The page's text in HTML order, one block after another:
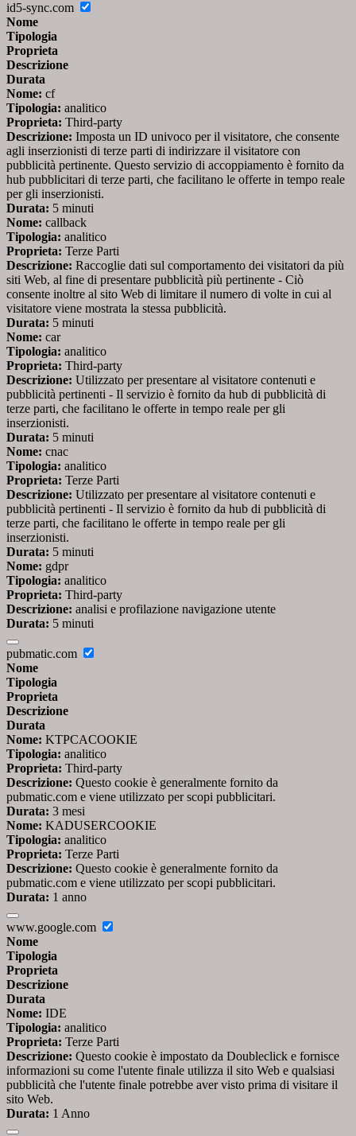
id5-sync.com
Nome
Tipologia
Proprieta
Descrizione
Durata
Nome: cf
Tipologia: analitico
Proprieta: Third-party
Descrizione: Imposta un ID univoco per il visitatore, che consente
agli inserzionisti di terze parti di indirizzare il visitatore con
pubblicità pertinente. Questo servizio di accoppiamento è fornito da
hub pubblicitari di terze parti, che facilitano le offerte in tempo reale
per gli inserzionisti.
Durata: 5 minuti
Nome: callback
Tipologia: analitico
Proprieta: Terze Parti
Descrizione: Raccoglie dati sul comportamento dei visitatori da più
siti Web, al fine di presentare pubblicità più pertinente - Ciò
consente inoltre al sito Web di limitare il numero di volte in cui al
visitatore viene mostrata la stessa pubblicità.
Durata: 5 minuti
Nome: car
Tipologia: analitico
Proprieta: Third-party
Descrizione: Utilizzato per presentare al visitatore contenuti e
pubblicità pertinenti - Il servizio è fornito da hub di pubblicità di
terze parti, che facilitano le offerte in tempo reale per gli
inserzionisti.
Durata: 5 minuti
Nome: cnac
Tipologia: analitico
Proprieta: Terze Parti
Descrizione: Utilizzato per presentare al visitatore contenuti e
pubblicità pertinenti - Il servizio è fornito da hub di pubblicità di
terze parti, che facilitano le offerte in tempo reale per gli
inserzionisti.
Durata: 5 minuti
Nome: gdpr
Tipologia: analitico
Proprieta: Third-party
Descrizione: analisi e profilazione navigazione utente
Durata: 5 minuti
pubmatic.com
Nome
Tipologia
Proprieta
Descrizione
Durata
Nome: KTPCACOOKIE
Tipologia: analitico
Proprieta: Third-party
Descrizione: Questo cookie è generalmente fornito da
pubmatic.com e viene utilizzato per scopi pubblicitari.
Durata: 3 mesi
Nome: KADUSERCOOKIE
Tipologia: analitico
Proprieta: Terze Parti
Descrizione: Questo cookie è generalmente fornito da
pubmatic.com e viene utilizzato per scopi pubblicitari.
Durata: 1 anno
www.google.com
Nome
Tipologia
Proprieta
Descrizione
Durata
Nome: IDE
Tipologia: analitico
Proprieta: Terze Parti
Descrizione: Questo cookie è impostato da Doubleclick e fornisce
informazioni su come l'utente finale utilizza il sito Web e qualsiasi
pubblicità che l'utente finale potrebbe aver visto prima di visitare il
sito Web.
Durata: 1 Anno